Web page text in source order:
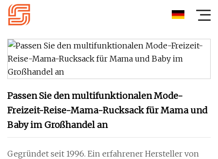
Passen Sie den multifunktionalen Mode-
Freizeit-Reise-Mama-Rucksack für Mama und
Baby im Großhandel an
Gegründet seit 1996. Ein erfahrener Hersteller von